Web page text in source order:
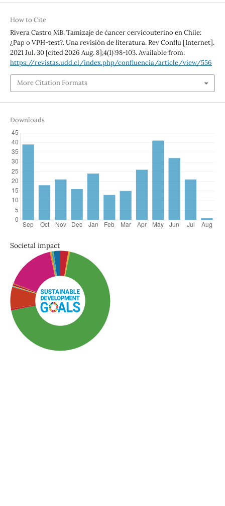
How to Cite
Rivera Castro MB. Tamizaje de c´ancer cervicouterino en Chile:
¿Pap o VPH-test?. Una revisión de literatura. Rev Conflu [Internet].
2021 Jul. 30 [cited 2026 Aug. 8];4(1):98-103. Available from:
https://revistas.udd.cl/index.php/confluencia/article/view/556
More Citation Formats
Downloads
Societal impact